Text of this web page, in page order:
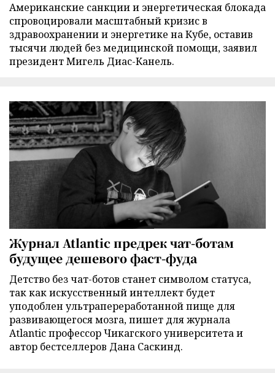
Американские санкции и энергетическая блокада
спровоцировали масштабный кризис в
здравоохранении и энергетике на Кубе, оставив
тысячи людей без медицинской помощи, заявил
президент Мигель Диас-Канель.
Журнал Atlantic предрек чат-ботам
будущее дешевого фаст-фуда
Детство без чат-ботов станет символом статуса,
так как искусственный интеллект будет
уподоблен ультрапереработанной пище для
развивающегося мозга, пишет для журнала
Atlantic профессор Чикагского университета и
автор бестселлеров Дана Саскинд.